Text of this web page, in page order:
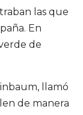
las que
En
de
llamó
de manera